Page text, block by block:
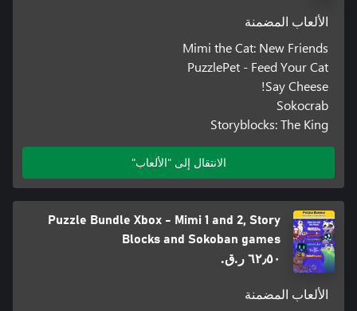
الألعاب المضمنة
Mimi the Cat: New Friends
PuzzlePet - Feed Your Cat
Say Cheese!
Sokocrab
Storyblocks: The King
الانتقال إلى "الألعاب"
Puzzle Bundle Xbox - Mimi 1 and 2, Story
Blocks and Sokoban games
٦٢٫٥٠ ر.ق.‏
الألعاب المضمنة